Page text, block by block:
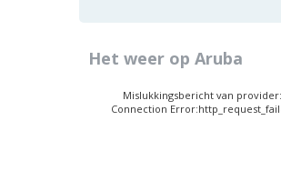
Het weer op Aruba
Mislukkingsbericht van provider:
Connection